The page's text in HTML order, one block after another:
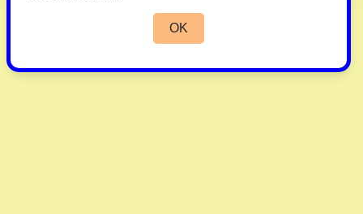
OK